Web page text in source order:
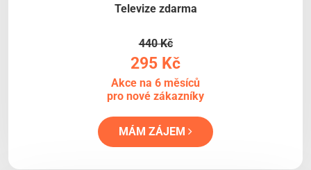
Televize zdarma
440 Kč
295 Kč
Akce na 6 měsíců
pro nové zákazníky
MÁM ZÁJEM